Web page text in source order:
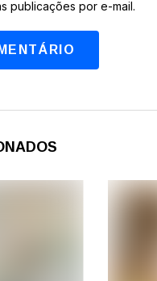
publicações por e-mail.